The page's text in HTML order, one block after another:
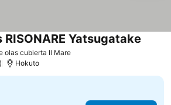
olas cubierta Il MareVer precios
Yatsugatake
Hokuto